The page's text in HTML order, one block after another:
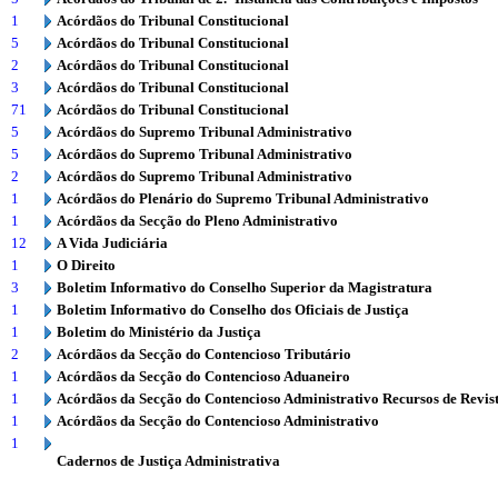
1
Acórdãos do Tribunal Constitucional
5
Acórdãos do Tribunal Constitucional
2
Acórdãos do Tribunal Constitucional
3
Acórdãos do Tribunal Constitucional
71
Acórdãos do Tribunal Constitucional
5
Acórdãos do Supremo Tribunal Administrativo
5
Acórdãos do Supremo Tribunal Administrativo
2
Acórdãos do Supremo Tribunal Administrativo
1
Acórdãos do Plenário do Supremo Tribunal Administrativo
1
Acórdãos da Secção do Pleno Administrativo
12
A Vida Judiciária
1
O Direito
3
Boletim Informativo do Conselho Superior da Magistratura
1
Boletim Informativo do Conselho dos Oficiais de Justiça
1
Boletim do Ministério da Justiça
2
Acórdãos da Secção do Contencioso Tributário
1
Acórdãos da Secção do Contencioso Aduaneiro
1
Acórdãos da Secção do Contencioso Administrativo Recursos de
1
Acórdãos da Secção do Contencioso Administrativo
1
Cadernos de Justiça Administrativa